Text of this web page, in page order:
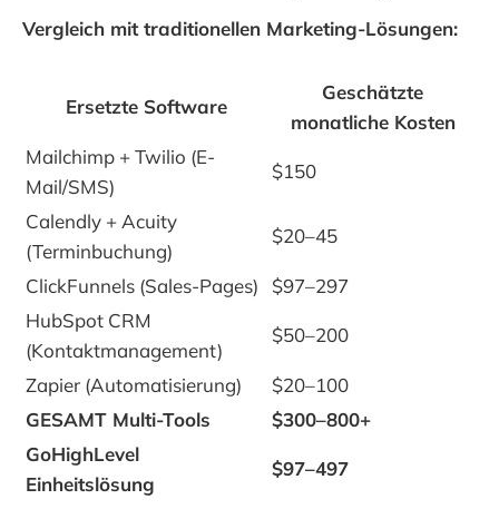
Vergleich mit traditionellen Marketing-Lösungen:
Ersetzte Software
Geschätzte
monatliche Kosten
Mailchimp + Twilio (E-
Mail/SMS)
$150
Calendly + Acuity
(Terminbuchung)
$20–45
ClickFunnels (Sales-Pages)
$97–297
HubSpot CRM
(Kontaktmanagement)
$50–200
Zapier (Automatisierung)
$20–100
GESAMT Multi-Tools
$300–800+
GoHighLevel
Einheitslösung
$97–497